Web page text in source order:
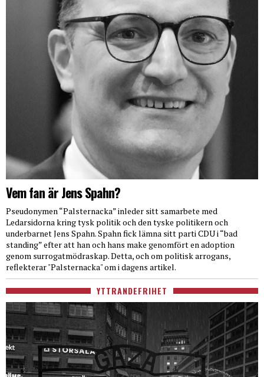
Vem fan är Jens Spahn?
Pseudonymen “Palsternacka” inleder sitt samarbete med
Ledarsidorna kring tysk politik och den tyske politikern och
underbarnet Jens Spahn. Spahn fick lämna sitt parti CDU i “bad
standing” efter att han och hans make genomfört en adoption
genom surrogatmödraskap. Detta, och om politisk arrogans,
reflekterar "Palsternacka" om i dagens artikel.
YTTRANDEFRIHET